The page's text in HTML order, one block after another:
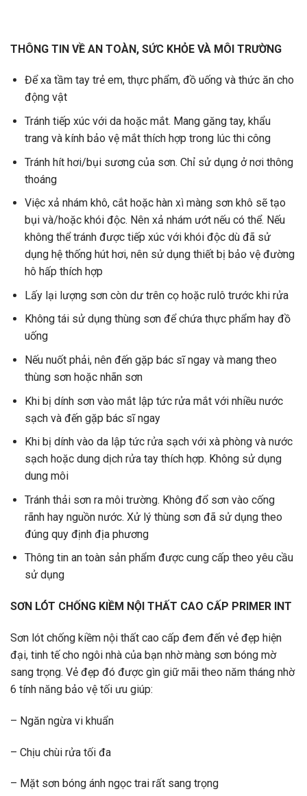
THÔNG TIN VỀ AN TOÀN, SỨC KHỎE VÀ MÔI TRƯỜNG
Để xa tầm tay trẻ em, thực phẩm, đồ uống và thức ăn cho
động vật
Tránh tiếp xúc với da hoặc mắt. Mang găng tay, khẩu
trang và kính bảo vệ mắt thích hợp trong lúc thi công
Tránh hít hơi/bụi sương của sơn. Chỉ sử dụng ở nơi thông
thoáng
Việc xả nhám khô, cắt hoặc hàn xì màng sơn khô sẽ tạo
bụi và/hoặc khói độc. Nên xả nhám ướt nếu có thể. Nếu
không thể tránh được tiếp xúc với khói độc dù đã sử
dụng hệ thống hút hơi, nên sử dụng thiết bị bảo vệ đường
hô hấp thích hợp
Lấy lại lượng sơn còn dư trên cọ hoặc rulô trước khi rửa
Không tái sử dụng thùng sơn để chứa thực phẩm hay đồ
uống
Nếu nuốt phải, nên đến gặp bác sĩ ngay và mang theo
thùng sơn hoặc nhãn sơn
Khi bị dính sơn vào mắt lập tức rửa mắt với nhiều nước
sạch và đến gặp bác sĩ ngay
Khi bị dính vào da lập tức rửa sạch với xà phòng và nước
sạch hoặc dung dịch rửa tay thích hợp. Không sử dụng
dung môi
Tránh thải sơn ra môi trường. Không đổ sơn vào cống
rãnh hay nguồn nước. Xử lý thùng sơn đã sử dụng theo
đúng quy định địa phương
Thông tin an toàn sản phẩm được cung cấp theo yêu cầu
sử dụng
SƠN LÓT CHỐNG KIỀM NỘI THẤT CAO CẤP PRIMER INT
Sơn lót chống kiềm nội thất cao cấp đem đến vẻ đẹp hiện
đại, tinh tế cho ngôi nhà của bạn nhờ màng sơn bóng mờ
sang trọng. Vẻ đẹp đó được gìn giữ mãi theo năm tháng nhờ
6 tính năng bảo vệ tối ưu giúp:
– Ngăn ngừa vi khuẩn
– Chịu chùi rửa tối đa
– Mặt sơn bóng ánh ngọc trai rất sang trọng